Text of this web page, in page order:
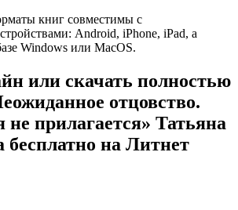
книг совместимы с
Android, iPhone, iPad, а
Windows или MacOS.
или скачать полностью
отцовство.
прилагается» Татьяна
на Литнет